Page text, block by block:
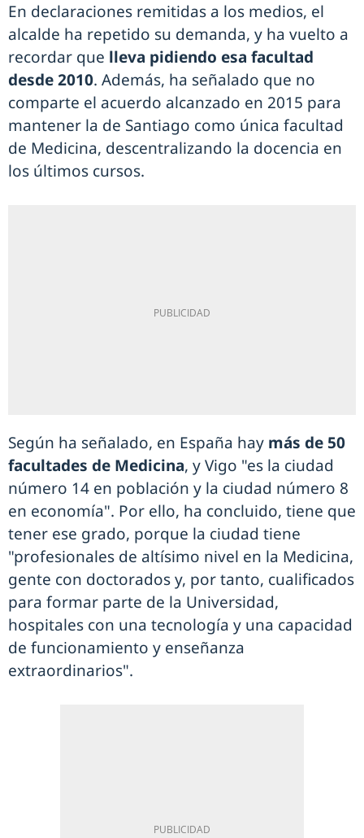
En declaraciones remitidas a los medios, el
alcalde ha repetido su demanda, y ha vuelto a
recordar que lleva pidiendo esa facultad
desde 2010. Además, ha señalado que no
comparte el acuerdo alcanzado en 2015 para
mantener la de Santiago como única facultad
de Medicina, descentralizando la docencia en
los últimos cursos.
Según ha señalado, en España hay más de 50
facultades de Medicina, y Vigo "es la ciudad
número 14 en población y la ciudad número 8
en economía". Por ello, ha concluido, tiene que
tener ese grado, porque la ciudad tiene
"profesionales de altísimo nivel en la Medicina,
gente con doctorados y, por tanto, cualificados
para formar parte de la Universidad,
hospitales con una tecnología y una capacidad
de funcionamiento y enseñanza
extraordinarios".